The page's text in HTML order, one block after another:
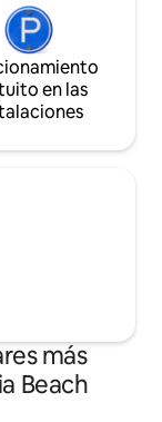
en las
más
Beach